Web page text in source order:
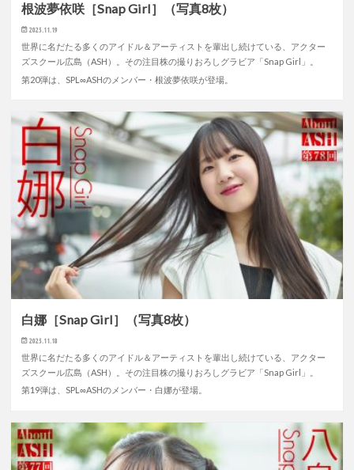
根波夢依咲［Snap Girl］（写真8枚）
2025.11.19
世界に名だたる多くのアイドル＆アーティストを輩出し続けている、アクター
ズスクール広島（ASH）。その注目株の撮りおろしグラビア「Snap Girl」。
第20弾は、SPL∞ASHのメンバー・根波夢依咲が登場。
白娜［Snap Girl］（写真8枚）
2025.11.18
世界に名だたる多くのアイドル＆アーティストを輩出し続けている、アクター
ズスクール広島（ASH）。その注目株の撮りおろしグラビア「Snap Girl」。
第19弾は、SPL∞ASHのメンバー・白娜が登場。